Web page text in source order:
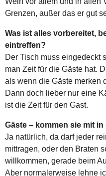
Grenzen, außer das er gut
Was ist alles vorbereitet,
eintreffen?
Der Tisch muss eingedeckt
man Zeit für die Gäste hat.
als wenn die Gäste merken
Dann doch lieber nur eine
ist die Zeit für den Gast.
Gäste – kommen sie mit
Ja natürlich, da darf jeder
mittragen, oder den Braten
willkommen, gerade beim
Aber normalerweise lehne